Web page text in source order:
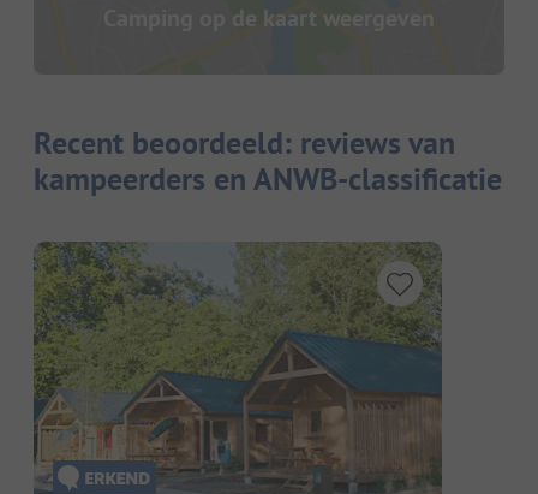
Camping op de kaart weergeven
Recent beoordeeld: reviews van
kampeerders en ANWB-classificatie